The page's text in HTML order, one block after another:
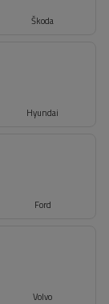
Škoda
Hyundai
Ford
Volvo